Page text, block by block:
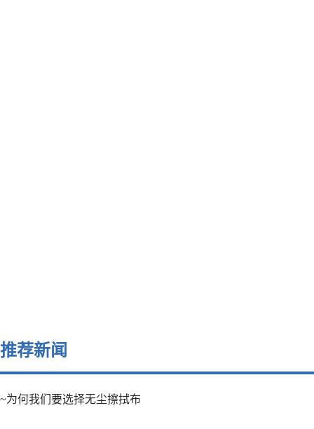
推荐新闻
~为何我们要选择无尘擦拭布